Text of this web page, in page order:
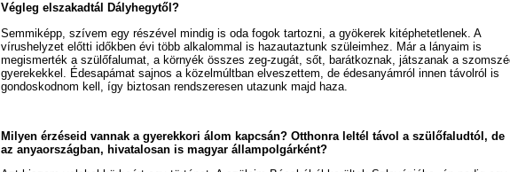
Végleg elszakadtál Dályhegytől?
Semmiképp, szívem egy részével mindig is oda fogok tartozni, a gyökerek kitéphetetlenek. A
vírushelyzet előtti időkben évi több alkalommal is hazautaztunk szüleimhez. Már a lányaim is
megismerték a szülőfalumat, a környék összes zeg-zugát, sőt, barátkoznak, játszanak a
gyerekekkel. Édesapámat sajnos a közelmúltban elveszettem, de édesanyámról innen távolról is
gondoskodnom kell, így biztosan rendszeresen utazunk majd haza.
Milyen érzéseid vannak a gyerekkori álom kapcsán? Otthonra leltél távol a szülőfaludtól, de
az anyaországban, hivatalosan is magyar állampolgárként?